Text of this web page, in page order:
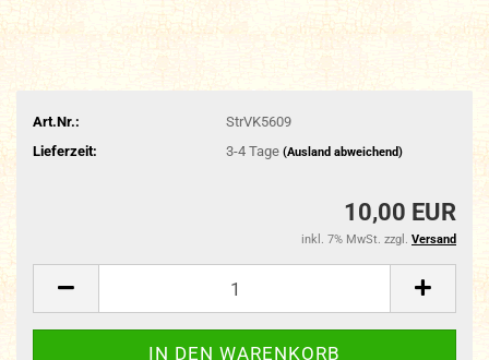
Art.Nr.:
StrVK5609
Lieferzeit:
3-4 Tage (Ausland abweichend)
10,00 EUR
inkl. 7% MwSt. zzgl. Versand